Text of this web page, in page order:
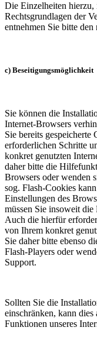
Die Einzelheiten hierzu,
Rechtsgrundlagen der
entnehmen Sie bitte
c) Beseitigungsmöglichkeit
Sie können die
Internet-Browsers
Sie bereits
erforderlichen Schritte
konkret genutzten
daher bitte die
Browsers oder wenden
sog. Flash-Cookies
Einstellungen des
müssen Sie insoweit die
Auch die hierfür
von Ihrem konkret
Sie daher bitte ebenso
Flash-Players oder
Support.
Sollten Sie die
einschränken, kann
Funktionen unseres